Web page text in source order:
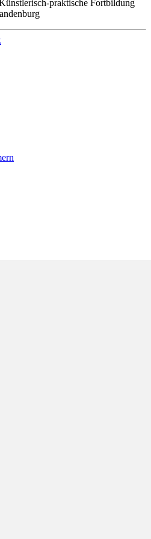
praktische Fortbildung